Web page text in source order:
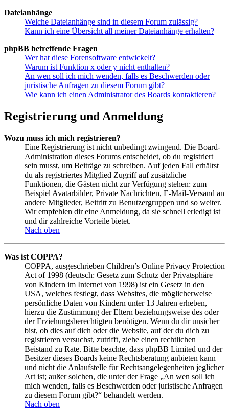
Dateianhänge
Welche Dateianhänge sind in diesem Forum zulässig?
Kann ich eine Übersicht all meiner Dateianhänge erhalten?
phpBB betreffende Fragen
Wer hat diese Forensoftware entwickelt?
Warum ist Funktion x oder y nicht enthalten?
An wen soll ich mich wenden, falls es Beschwerden oder
juristische Anfragen zu diesem Forum gibt?
Wie kann ich einen Administrator des Boards kontaktieren?
Registrierung und Anmeldung
Wozu muss ich mich registrieren?
Eine Registrierung ist nicht unbedingt zwingend. Die Board-
Administration dieses Forums entscheidet, ob du registriert
sein musst, um Beiträge zu schreiben. Auf jeden Fall erhältst
du als registriertes Mitglied Zugriff auf zusätzliche
Funktionen, die Gästen nicht zur Verfügung stehen: zum
Beispiel Avatarbilder, Private Nachrichten, E-Mail-Versand an
andere Mitglieder, Beitritt zu Benutzergruppen und so weiter.
Wir empfehlen dir eine Anmeldung, da sie schnell erledigt ist
und dir zahlreiche Vorteile bietet.
Nach oben
Was ist COPPA?
COPPA, ausgeschrieben Children’s Online Privacy Protection
Act of 1998 (deutsch: Gesetz zum Schutz der Privatsphäre
von Kindern im Internet von 1998) ist ein Gesetz in den
USA, welches festlegt, dass Websites, die möglicherweise
persönliche Daten von Kindern unter 13 Jahren erheben,
hierzu die Zustimmung der Eltern beziehungsweise des oder
der Erziehungsberechtigten benötigen. Wenn du dir unsicher
bist, ob dies auf dich oder die Website, auf der du dich zu
registrieren versuchst, zutrifft, ziehe einen rechtlichen
Beistand zu Rate. Bitte beachte, dass phpBB Limited und der
Besitzer dieses Boards keine Rechtsberatung anbieten kann
und nicht die Anlaufstelle für Rechtsangelegenheiten jeglicher
Art ist; außer solchen, die unter der Frage „An wen soll ich
mich wenden, falls es Beschwerden oder juristische Anfragen
zu diesem Forum gibt?“ behandelt werden.
Nach oben